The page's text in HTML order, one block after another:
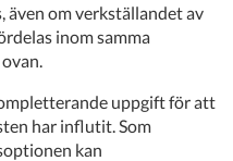
även om verkställandet av
inom samma
uppgift för att
har influtit. Som
kan